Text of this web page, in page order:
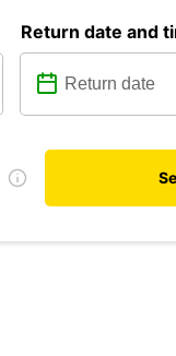
Return date and